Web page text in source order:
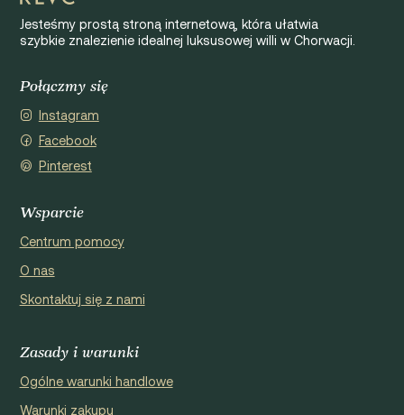
Jesteśmy prostą stroną internetową, która ułatwia
szybkie znalezienie idealnej luksusowej willi w Chorwacji.
Połączmy się
Instagram
Facebook
Pinterest
Wsparcie
Centrum pomocy
O nas
Skontaktuj się z nami
Zasady i warunki
Ogólne warunki handlowe
Warunki zakupu